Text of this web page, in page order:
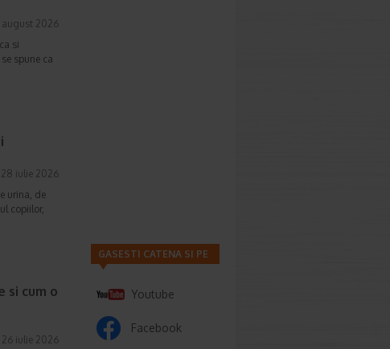
august 2026
si
spune ca
28 iulie 2026
urina, de
copiilor,
si cum o
26 iulie 2026
GASESTI CATENA SI PE
Youtube
Facebook